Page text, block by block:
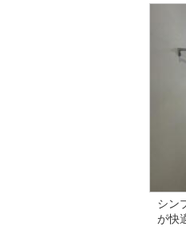
シン
が快